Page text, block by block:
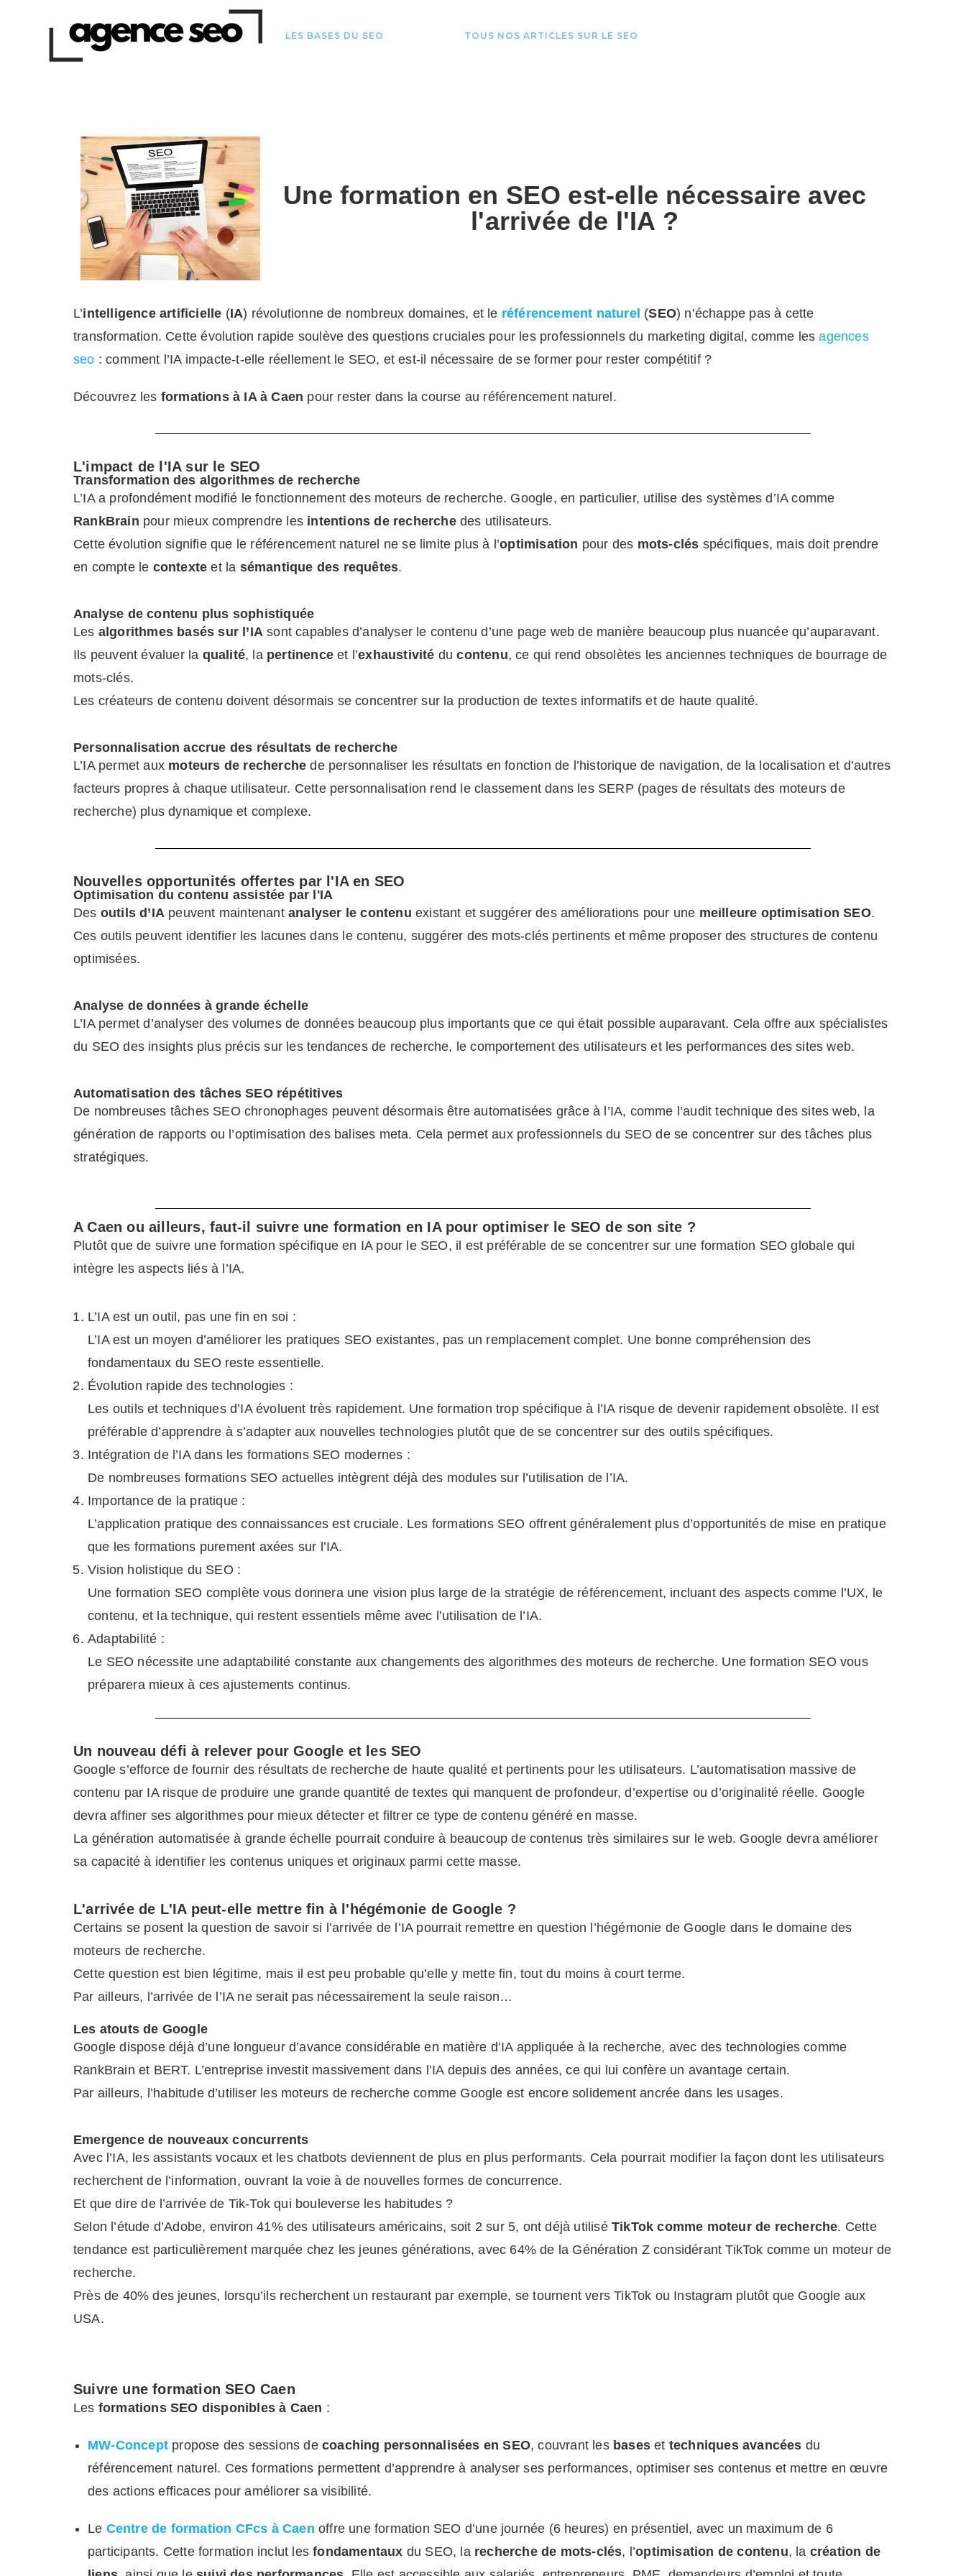
LES BASES DU SEO TOUS NOS ARTICLES SUR LE SEO
Une formation en SEO est-elle nécessaire avec
l'arrivée de l'IA ?
L’intelligence artificielle (IA) révolutionne de nombreux domaines, et le référencement naturel (SEO) n’échappe pas à cette
transformation. Cette évolution rapide soulève des questions cruciales pour les professionnels du marketing digital, comme lesagences
seo : comment l’IA impacte-t-elle réellement le SEO, et est-il nécessaire de seformer pour rester compétitif ?
Découvrez les formations à IA à Caen pour rester dans la course au référencement naturel.
L'impact de l'IA sur le SEO
Transformation des algorithmes de recherche
L’IA a profondément modifié le fonctionnement des moteurs de recherche. Google, en particulier, utilise des systèmes d’IA comme
RankBrain pour mieux comprendre les intentions de recherchedes utilisateurs.
Cette évolution signifie que le référencement naturel ne se limite plus à l’optimisation pour des mots-clés spécifiques, mais doit prendre
en compte le contexte et la sémantique des requêtes.
Analyse de contenu plus sophistiquée
Les algorithmes basés sur l’IA sont capables d’analyser le contenu d’une page web de manière beaucoup plus nuancée qu’auparavant.
Ils peuvent évaluer la qualité, la pertinence et l’exhaustivité du contenu, ce qui rend obsolètes les anciennes techniques de bourrage de
mots-clés.
Les créateurs de contenu doivent désormais se concentrer sur la production de textes informatifs et de haute qualité.
Personnalisation accrue des résultats de recherche
L’IA permet aux moteurs de recherche de personnaliser les résultats en fonction de l’historique de navigation, de la localisation et d’autres
facteurs propres à chaque utilisateur. Cette personnalisation rend le classement dans les SERP (pages de résultats des moteurs de
recherche) plus dynamique et complexe.
Nouvelles opportunités offertes par l'IA en SEO
Optimisation du contenu assistée par l'IA
Des outils d’IA peuvent maintenantanalyser le contenu existant et suggérer des améliorations pour une meilleure optimisation SEO.
Ces outils peuvent identifier les lacunes dans le contenu, suggérer des mots-clés pertinents et même proposer des structures de contenu
optimisées.
Analyse de données à grande échelle
L’IA permet d’analyser des volumes de données beaucoup plus importants que ce qui était possible auparavant. Cela offre aux spécialistes
du SEO des insights plus précis sur les tendances de recherche, le comportement des utilisateurs et les performances des sites web.
Automatisation des tâches SEO répétitives
De nombreuses tâches SEO chronophages peuvent désormais être automatisées grâce à l’IA, comme l’audit technique des sites web, la
génération de rapports ou l’optimisation des balises meta. Cela permet aux professionnels du SEO de se concentrer sur des tâches plus
stratégiques.
A Caen ou ailleurs, faut-il suivre une formation en IA pour optimiser le SEO de son site ?
Plutôt que de suivre une formation spécifique en IA pour le SEO, il est préférable de se concentrer sur une formation SEO globale qui
intègre les aspects liés à l’IA.
L’IA est un outil, pas une fin en soi :
L’IA est un moyen d’améliorer les pratiques SEO existantes, pas un remplacement complet. Une bonne compréhension des
fondamentaux du SEO reste essentielle.
Évolution rapide des technologies :
Les outils et techniques d’IA évoluent très rapidement. Une formation trop spécifique à l’IA risque de devenir rapidement obsolète. Il est
préférable d’apprendre à s’adapter aux nouvelles technologies plutôt que de se concentrer sur des outils spécifiques.
Intégration de l’IA dans les formations SEO modernes :
De nombreuses formations SEO actuelles intègrent déjà des modules sur l’utilisation de l’IA.
Importance de la pratique :
L’application pratique des connaissances est cruciale. Les formations SEO offrent généralement plus d’opportunités de mise en pratique
que les formations purement axées sur l’IA.
Vision holistique du SEO :
Une formation SEO complète vous donnera une vision plus large de la stratégie de référencement, incluant des aspects comme l’UX, le
contenu, et la technique, qui restent essentiels même avec l’utilisation de l’IA.
Adaptabilité :
Le SEO nécessite une adaptabilité constante aux changements des algorithmes des moteurs de recherche. Une formation SEO vous
préparera mieux à ces ajustements continus.
Un nouveau défi à relever pour Google et les SEO
Google s’efforce de fournir des résultats de recherche de haute qualité et pertinents pour les utilisateurs. L’automatisation massive de
contenu par IA risque de produire une grande quantité de textes qui manquent de profondeur, d’expertise ou d’originalité réelle. Google
devra affiner ses algorithmes pour mieux détecter et filtrer ce type de contenu généré en masse.
La génération automatisée à grande échelle pourrait conduire à beaucoup de contenus très similaires sur le web. Google devra améliorer
sa capacité à identifier les contenus uniques et originaux parmi cette masse.
L'arrivée de L'IA peut-elle mettre fin à l'hégémonie de Google ?
Certains se posent la question de savoir si l’arrivée de l’IA pourrait remettre en question l’hégémonie de Google dans le domaine des
moteurs de recherche.
Cette question est bien légitime, mais il est peu probable qu’elle y mette fin, tout du moins à court terme.
Par ailleurs, l’arrivée de l’IA ne serait pas nécessairement la seule raison…
Les atouts de Google
Google dispose déjà d’une longueur d’avance considérable en matière d’IA appliquée à la recherche, avec des technologies comme
RankBrain et BERT. L’entreprise investit massivement dans l’IA depuis des années, ce qui lui confère un avantage certain.
Par ailleurs, l’habitude d’utiliser les moteurs de recherche comme Google est encore solidement ancrée dans les usages.
Emergence de nouveaux concurrents
Avec l’IA, les assistants vocaux et les chatbots deviennent de plus en plus performants. Cela pourrait modifier la façon dont les utilisateurs
recherchent de l’information, ouvrant la voie à de nouvelles formes de concurrence.
Et que dire de l’arrivée de Tik-Tok qui bouleverse les habitudes ?
Selon l’étude d’Adobe, environ 41% des utilisateurs américains, soit 2 sur 5, ont déjà utilisé TikTok comme moteur de recherche. Cette
tendance est particulièrement marquée chez les jeunes générations, avec 64% de la Génération Z considérant TikTok comme un moteur de
recherche.
Près de 40% des jeunes, lorsqu’ils recherchent un restaurant par exemple, se tournent vers TikTok ou Instagram plutôt que Google aux
USA.
Suivre une formation SEO Caen
Les formations SEO disponibles à Caen :
MW-Concept propose des sessions de coaching personnalisées en SEO, couvrant les bases et techniques avancées du
référencement naturel. Ces formations permettent d’apprendre à analyser ses performances, optimiser ses contenus et mettre en œuvre
des actions efficaces pour améliorer sa visibilité.
Le Centre de formation CFcs à Caen offre une formation SEO d’une journée (6 heures) en présentiel, avec un maximum de 6
participants. Cette formation inclut lesfondamentaux du SEO, la recherche de mots-clés, l’optimisation de contenu, la création de